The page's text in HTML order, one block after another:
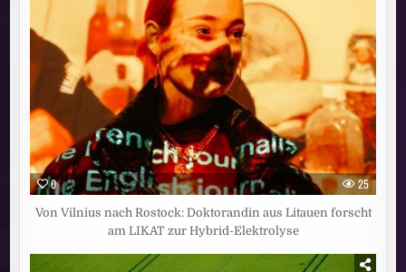
0 25
Von Vilnius nach Rostock: Doktorandin aus Litauen forscht
am LIKAT zur Hybrid-Elektrolyse